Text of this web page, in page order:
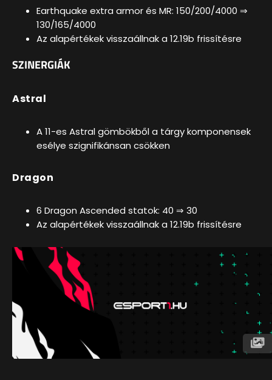
Earthquake extra armor és MR: 150/200/4000 ⇒
130/165/4000
Az alapértékek visszaállnak a 12.19b frissítésre
SZINERGIÁK
Astral
A 11-es Astral gömbökből a tárgy komponensek
esélye szignifikánsan csökken
Dragon
6 Dragon Ascended statok: 40 ⇒ 30
Az alapértékek visszaállnak a 12.19b frissítésre